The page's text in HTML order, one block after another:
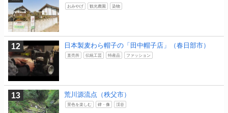
おみやげ 観光農園 染物
日本製麦わら帽子の「田中帽子店」（春日部市）
直売所 伝統工芸 特産品 ファッション
荒川源流点（秩父市）
景色を楽しむ 碑・像 渓谷